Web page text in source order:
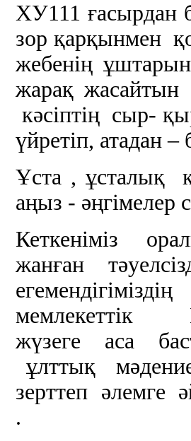
ХУ111 ғасырдан
зор қарқынмен
жебенің
жарақ жасайтын
кәсіптің сыр-
үйретіп, атадан
Ұста , ұсталық
аңыз - әңгімелер
Кеткеніміз
жанған
мемлекеттік
жүзеге аса
ұлттық
зерттеп әлемге
.